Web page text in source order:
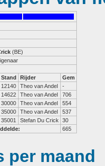
(BE)
Stand Rijder
Gem
12140 Theo van Andel
-
14622 Theo van Andel
706
30000 Theo van Andel
554
35000 Theo van Andel
537
35001 Stefan Du Crick
30
665
per maand